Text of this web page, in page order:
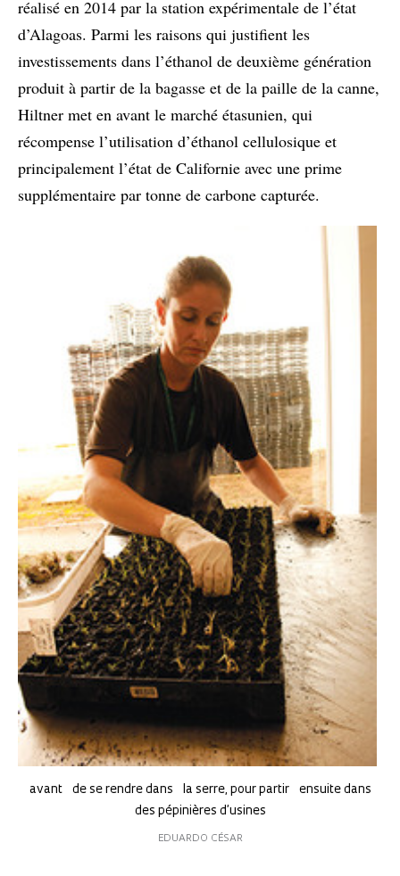
réalisé en 2014 par la station expérimentale de l’état
d’Alagoas. Parmi les raisons qui justifient les
investissements dans l’éthanol de deuxième génération
produit à partir de la bagasse et de la paille de la canne,
Hiltner met en avant le marché étasunien, qui
récompense l’utilisation d’éthanol cellulosique et
principalement l’état de Californie avec une prime
supplémentaire par tonne de carbone capturée.
avant de se rendre dans la serre, pour partir ensuite dans
des pépinières d’usines
EDUARDO CÉSAR